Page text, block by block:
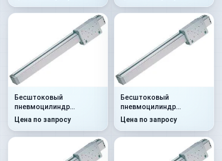
Бесштоковый
пневмоцилиндр
52R2C25A0700
Цена по запросу
Бесштоковый
пневмоцилиндр
52R2C32A0480
Цена по запросу